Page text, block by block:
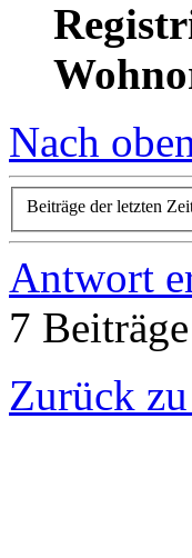
Nach
Beiträge der letzten
Antwort
7
Zurück